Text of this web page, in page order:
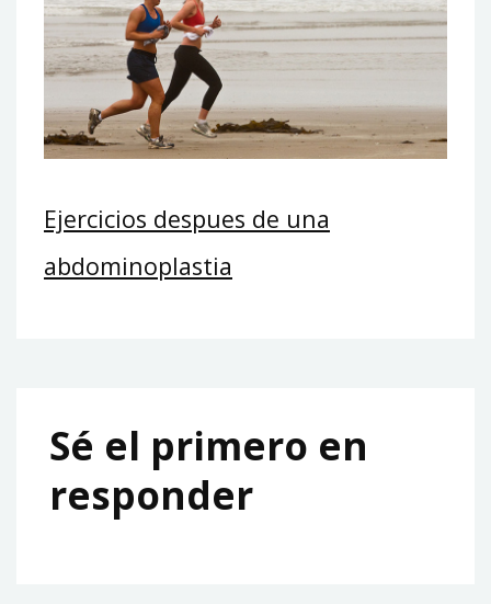
Ejercicios despues de una
abdominoplastia
Sé el primero en
responder